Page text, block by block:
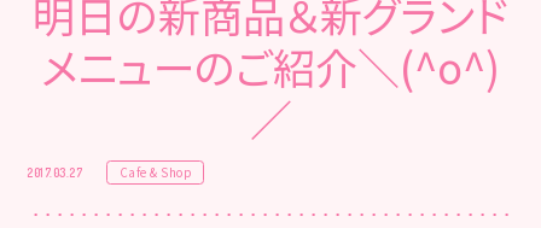
明日の新商品＆新グランド
メニューのご紹介＼(^o^)
／
2017.03.27 Cafe & Shop